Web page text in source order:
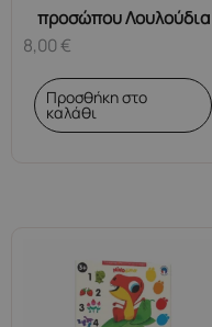
προσώπου Λουλούδια
8,00€
Προσθήκη στο
καλάθι